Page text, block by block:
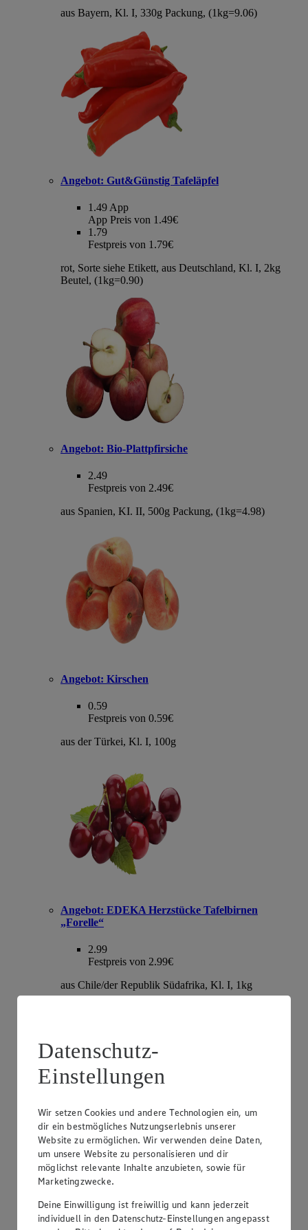
aus Bayern, Kl. I, 330g Packung, (1kg=9.06)
Angebot: Gut&Günstig Tafeläpfel
1.49 App
App Preis von 1.49€
1.79
Festpreis von 1.79€
rot, Sorte siehe Etikett, aus Deutschland, Kl. I, 2kg
Beutel, (1kg=0.90)
Angebot: Bio-Plattpfirsiche
2.49
Festpreis von 2.49€
aus Spanien, KI. II, 500g Packung, (1kg=4.98)
Angebot: Kirschen
0.59
Festpreis von 0.59€
aus der Türkei, Kl. I, 100g
Angebot: EDEKA Herzstücke Tafelbirnen
„Forelle“
2.99
Festpreis von 2.99€
aus Chile/der Republik Südafrika, Kl. I, 1kg
Angebot:EDEKA Herzstücke Tafeltrauben
3.99
hell oder rot, kernlos, Sorte lt. Auszeichnung, aus
Datenschutz-
Einstellungen
Wir setzen Cookies und andere Technologien ein, um
dir ein bestmögliches Nutzungserlebnis unserer
Website zu ermöglichen. Wir verwenden deine Daten,
um unsere Website zu personalisieren und dir
möglichst relevante Inhalte anzubieten, sowie für
Marketingzwecke.
Deine Einwilligung ist freiwillig und kann jederzeit
individuell in den Datenschutz-Einstellungen angepasst